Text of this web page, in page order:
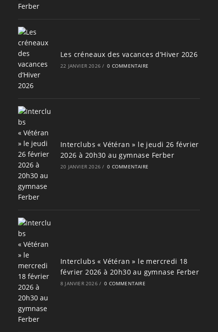
Les créneaux des vacances d’Hiver 2026
22 JANVIER 2026 / 0 COMMENTAIRE
Interclubs « Vétéran » le jeudi 26 février
2026 à 20h30 au gymnase Ferber
20 JANVIER 2026 / 0 COMMENTAIRE
Interclubs « Vétéran » le mercredi 18
février 2026 à 20h30 au gymnase Ferber
8 JANVIER 2026 / 0 COMMENTAIRE